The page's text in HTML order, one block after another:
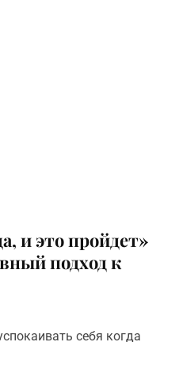
и это пройдет»
подход к
себя когда